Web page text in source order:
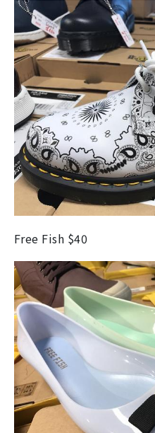
Free Fish $40